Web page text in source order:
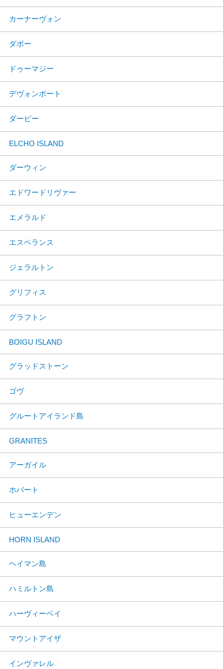
カーナーヴォン
ダボー
ドゥーマジー
デヴォンポート
ダービー
ELCHO ISLAND
ダーウィン
エドワードリヴァー
エメラルド
エスペランス
ジェラルトン
グリフィス
グラフトン
BOIGU ISLAND
グラッドストーン
ゴヴ
グルートアイランド島
GRANITES
アーガイル
ホバート
ヒューエンデン
HORN ISLAND
ヘイマン島
ハミルトン島
ハーヴィーベイ
マウントアイザ
インヴァレル